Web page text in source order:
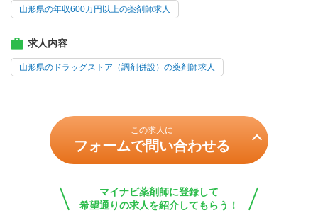
山形県の年収600万円以上の薬剤師求人
求人内容
山形県のドラッグストア（調剤併設）の薬剤師求人
この求人に
フォームで問い合わせる
マイナビ薬剤師に登録して
希望通りの求人を紹介してもらう！